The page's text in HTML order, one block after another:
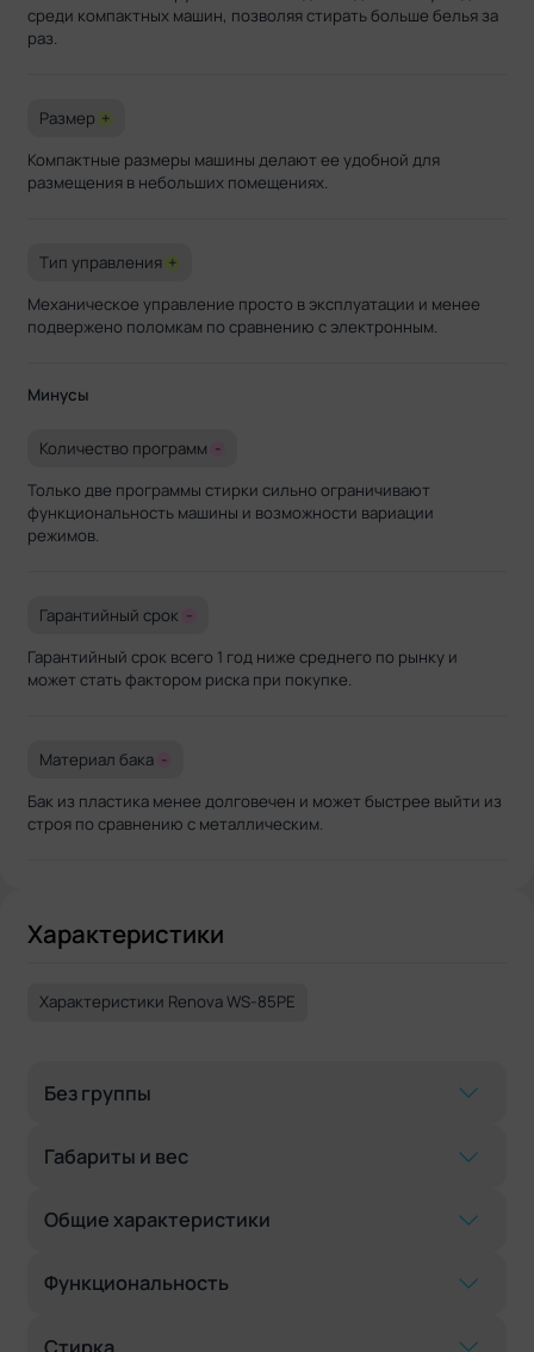
среди компактных машин, позволяя стирать больше белья за
раз.
Размер +
Компактные размеры машины делают ее удобной для
размещения в небольших помещениях.
Тип управления +
Механическое управление просто в эксплуатации и менее
подвержено поломкам по сравнению с электронным.
Минусы
Количество программ -
Только две программы стирки сильно ограничивают
функциональность машины и возможности вариации
режимов.
Гарантийный срок -
Гарантийный срок всего 1 год ниже среднего по рынку и
может стать фактором риска при покупке.
Материал бака -
Бак из пластика менее долговечен и может быстрее выйти из
строя по сравнению с металлическим.
Характеристики
Характеристики Renova WS-85PE
Без группы
Габариты и вес
Общие характеристики
Функциональность
Стирка